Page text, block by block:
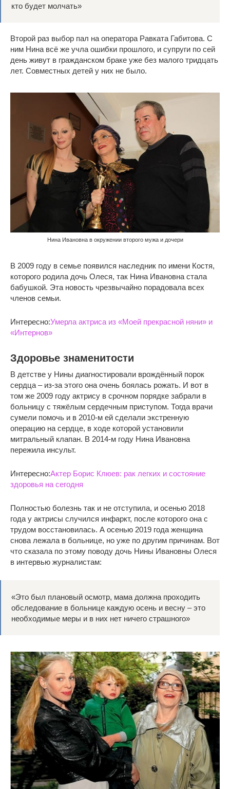
кто будет молчать»
Второй раз выбор пал на оператора Равката Габитова. С
ним Нина всё же учла ошибки прошлого, и супруги по сей
день живут в гражданском браке уже без малого тридцать
лет. Совместных детей у них не было.
Нина Ивановна в окружении второго мужа и дочери
В 2009 году в семье появился наследник по имени Костя,
которого родила дочь Олеся, так Нина Ивановна стала
бабушкой. Эта новость чрезвычайно порадовала всех
членов семьи.
Интересно:Умерла актриса из «Моей прекрасной няни» и
«Интернов»
Здоровье знаменитости
В детстве у Нины диагностировали врождённый порок
сердца – из-за этого она очень боялась рожать. И вот в
том же 2009 году актрису в срочном порядке забрали в
больницу с тяжёлым сердечным приступом. Тогда врачи
сумели помочь и в 2010-м ей сделали экстренную
операцию на сердце, в ходе которой установили
митральный клапан. В 2014-м году Нина Ивановна
пережила инсульт.
Интересно:Актер Борис Клюев: рак легких и состояние
здоровья на сегодня
Полностью болезнь так и не отступила, и осенью 2018
года у актрисы случился инфаркт, после которого она с
трудом восстановилась. А осенью 2019 года женщина
снова лежала в больнице, но уже по другим причинам. Вот
что сказала по этому поводу дочь Нины Ивановны Олеся
в интервью журналистам:
«Это был плановый осмотр, мама должна проходить
обследование в больнице каждую осень и весну – это
необходимые меры и в них нет ничего страшного»